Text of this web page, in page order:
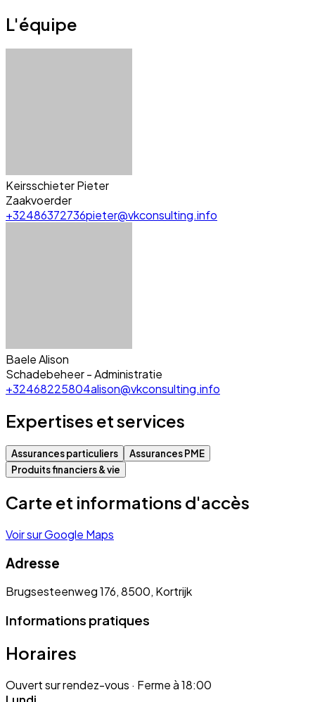
L'équipe
Keirsschieter Pieter
Zaakvoerder
+32486372736pieter@vkconsulting.info
Baele Alison
Schadebeheer - Administratie
+32468225804alison@vkconsulting.info
Expertises et services
Assurances particuliers
Assurances PME
Produits financiers & vie
Carte et informations d'accès
Voir sur Google Maps
Adresse
Brugsesteenweg 176, 8500, Kortrijk
Informations pratiques
Horaires
Ouvert sur rendez-vous · Ferme à 18:00